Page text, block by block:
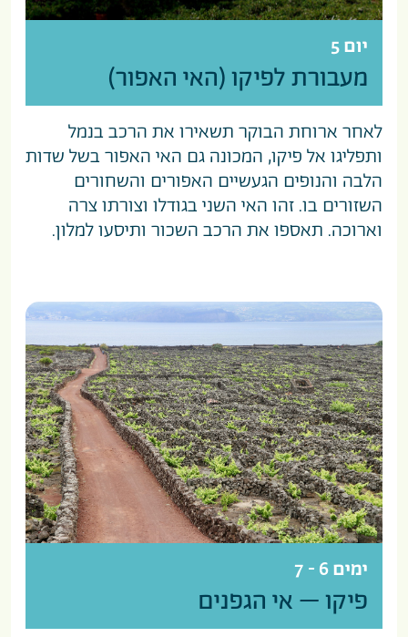
יום 5
מעבורת לפיקו (האי האפור)
לאחר ארוחת הבוקר תשאירו את הרכב בנמל
ותפליגו אל פיקו, המכונה גם האי האפור בשל שדות
הלבה והנופים הגעשיים האפורים והשחורים
השזורים בו. זהו האי השני בגודלו וצורתו צרה
וארוכה. תאספו את הרכב השכור ותיסעו למלון.
ימים 6 - 7
פיקו – אי הגפנים